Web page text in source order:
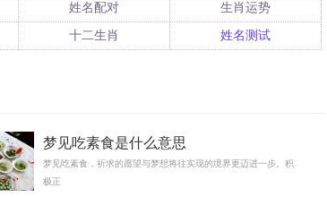
姓名配对 生肖运势
十二生肖 姓名测试
梦见吃素食是什么意思
梦见吃素食，祈求的愿望与梦想将往实现的境界更迈进一步。积
极正